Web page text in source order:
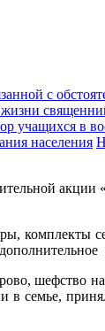
жизни
учащихся в
шефство
семье,